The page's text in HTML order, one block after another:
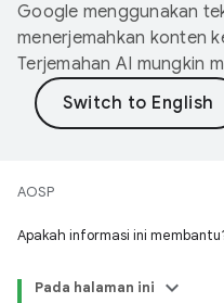
Google menggunakan
menerjemahkan konten
Terjemahan AI mungkin
AOSP
Apakah informasi ini
Pada halaman ini